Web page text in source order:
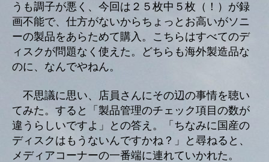
うも調子が悪く、今回は２５枚中５枚（！）が録
画不能で、仕方がないからちょっとお高いがソニ
ーの製品をあらためて購入。こちらはすべてのデ
ィスクが問題なく使えた。どちらも海外製造品な
のに、なんでやねん。
不思議に思い、店員さんにその辺の事情を聴い
てみた。すると「製品管理のチェック項目の数が
違うらしいですよ」との答え。「ちなみに国産の
ディスクはもうないんですかね？」と尋ねると、
メディアコーナーの一番端に連れていかれた。